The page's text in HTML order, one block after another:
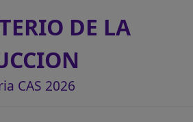
DE LA
CAS 2026